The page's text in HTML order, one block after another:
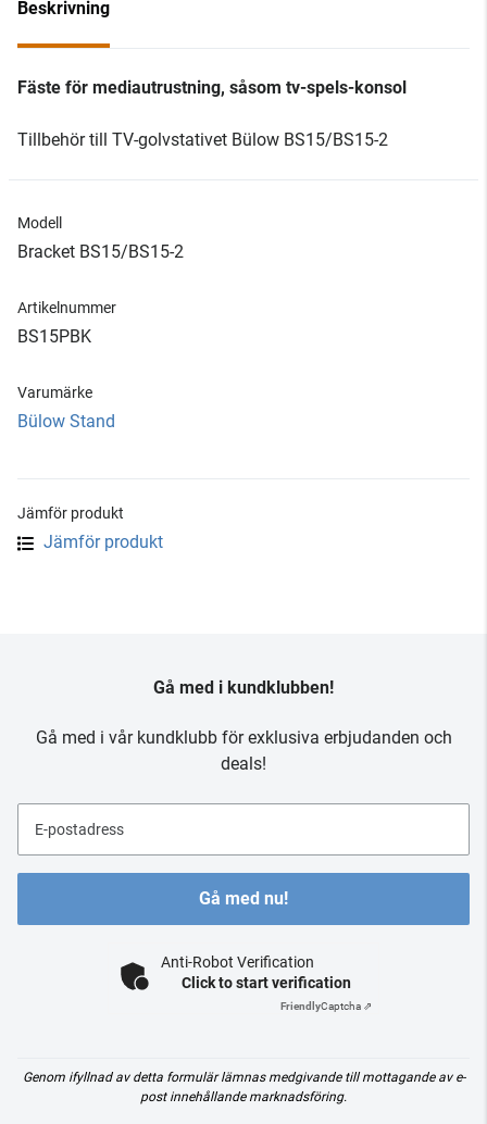
Beskrivning
Fäste för mediautrustning, såsom tv-spels-konsol
Tillbehör till TV-golvstativet Bülow BS15/BS15-2
Modell
Bracket BS15/BS15-2
Artikelnummer
BS15PBK
Varumärke
Bülow Stand
Jämför produkt
Jämför produkt
Gå med i kundklubben!
Gå med i vår kundklubb för exklusiva erbjudanden och
deals!
E-postadress
Gå med nu!
Anti-Robot Verification
Click to start verification
FriendlyCaptcha ⇗
Genom ifyllnad av detta formulär lämnas medgivande till mottagande av e-
post innehållande marknadsföring.